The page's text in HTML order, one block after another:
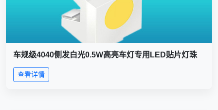
车规级4040侧发白光0.5W高亮车灯专用LED贴片灯珠
查看详情